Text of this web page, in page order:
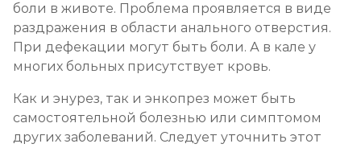
боли в животе. Проблема проявляется в виде
раздражения в области анального отверстия.
При дефекации могут быть боли. А в кале у
многих больных присутствует кровь.
Как и энурез, так и энкопрез может быть
самостоятельной болезнью или симптомом
других заболеваний. Следует уточнить этот